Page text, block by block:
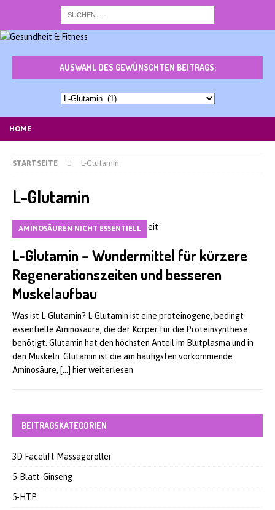
AUSWAHL DES GEWÜNSCHTEN BEITRAGS:
Auswahl
HOME
STARTSEITE L-Glutamin
L-Glutamin
AMINOSÄUREN NICHT ESSENTIELL
L-Glutamin – Wundermittel für kürzere
Regenerationszeiten und besseren
Muskelaufbau
Was ist L-Glutamin? L-Glutamin ist eine proteinogene, bedingt
essentielle Aminosäure, die der Körper für die Proteinsynthese
benötigt. Glutamin hat den höchsten Anteil im Blutplasma und in
den Muskeln. Glutamin ist die am häufigsten vorkommende
Aminosäure, […] hier weiterlesen
BEITRAGSKATEGORIEN
3D Facelift Massageroller
5-Blatt-Ginseng
5-HTP